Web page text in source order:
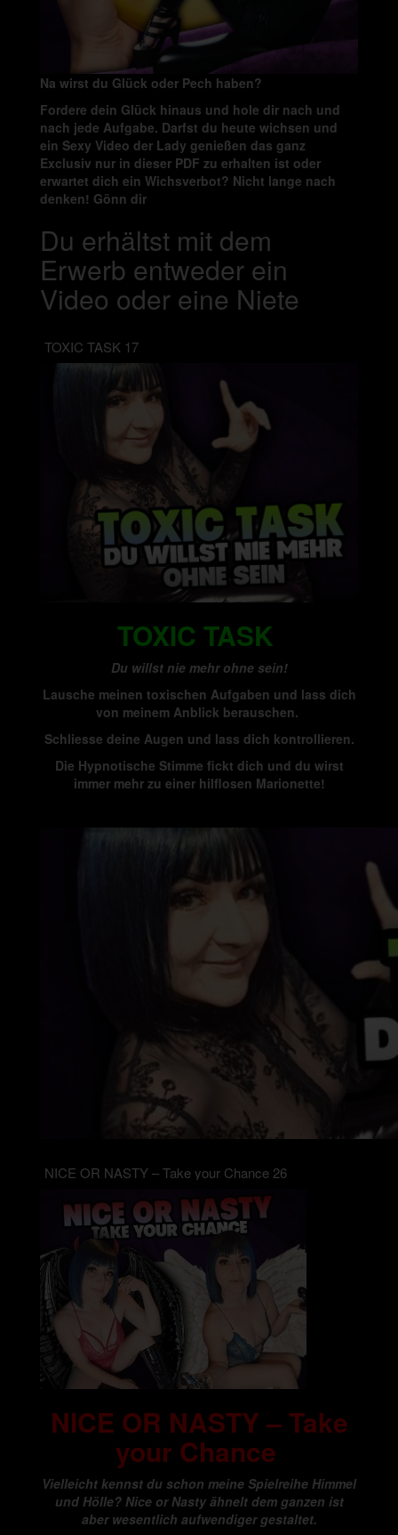
Na wirst du Glück oder Pech haben?
Fordere dein Glück hinaus und hole dir nach und
nach jede Aufgabe. Darfst du heute wichsen und
ein Sexy Video der Lady genießen das ganz
Exclusiv nur in dieser PDF zu erhalten ist oder
erwartet dich ein Wichsverbot? Nicht lange nach
denken! Gönn dir
Du erhältst mit dem
Erwerb entweder ein
Video oder eine Niete
TOXIC TASK 17
TOXIC TASK
Du willst nie mehr ohne sein!
Lausche meinen toxischen Aufgaben und lass dich
von meinem Anblick berauschen.
Schliesse deine Augen und lass dich kontrollieren.
Die Hypnotische Stimme fickt dich und du wirst
immer mehr zu einer hilflosen Marionette!
NICE OR NASTY – Take your Chance 26
NICE OR NASTY – Take
your Chance
Vielleicht kennst du schon meine Spielreihe Himmel
und Hölle? Nice or Nasty ähnelt dem ganzen ist
aber wesentlich aufwendiger gestaltet.